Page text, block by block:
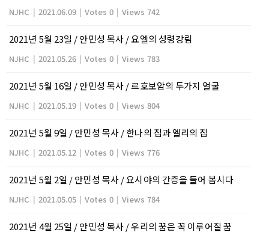
NJHC | 2021.06.09 | Votes 0 | Views 742
2021년 5월 23일 / 안민성 목사 / 요엘의 성령강림
NJHC | 2021.05.26 | Votes 0 | Views 783
2021년 5월 16일 / 안민성 목사 / 르호보암의 두가지 얼굴
NJHC | 2021.05.19 | Votes 0 | Views 804
2021년 5월 9일 / 안민성 목사 / 한나의 집과 엘리의 집
NJHC | 2021.05.12 | Votes 0 | Views 776
2021년 5월 2일 / 안민성 목사 / 요시야의 간증을 들어 봅시다
NJHC | 2021.05.05 | Votes 0 | Views 784
2021년 4월 25일 / 안민성 목사 / 우리의 꿈은 꼭 이루어질 꿈